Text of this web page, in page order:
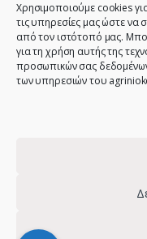
Χρησιμοποιούμε cookies
τις υπηρεσίες μας ώστε να
από τον ιστότοπό μας.
για τη χρήση αυτής της
προσωπικών σας
των υπηρεσιών του
Do
© 2021 - Agrinio Key -